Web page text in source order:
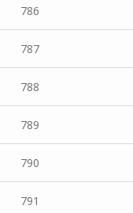
786
787
788
789
790
791